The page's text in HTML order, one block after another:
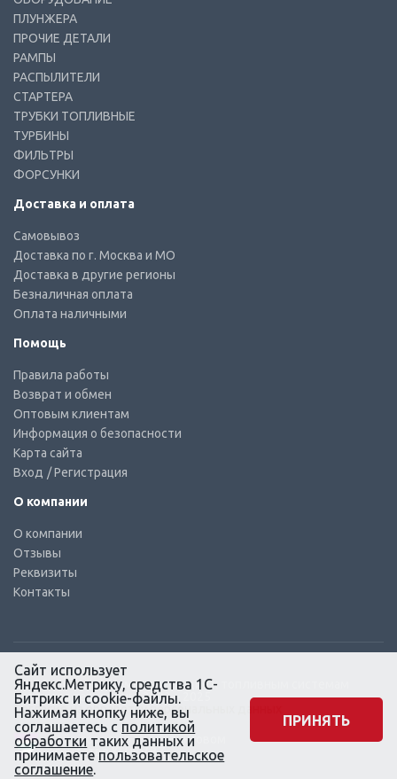
ПЛУНЖЕРА
ПРОЧИЕ ДЕТАЛИ
РАМПЫ
РАСПЫЛИТЕЛИ
СТАРТЕРА
ТРУБКИ ТОПЛИВНЫЕ
ТУРБИНЫ
ФИЛЬТРЫ
ФОРСУНКИ
Доставка и оплата
Самовывоз
Доставка по г. Москва и МО
Доставка в другие регионы
Безналичная оплата
Оплата наличными
Помощь
Правила работы
Возврат и обмен
Оптовым клиентам
Информация о безопасности
Карта сайта
Вход / Регистрация
О компании
О компании
Отзывы
Реквизиты
Контакты
© КТС-Дизель – Комплектующие к топливным системам
Все права защищены, 2003 – 2025
Согласие на обработку персональных данных
Сайт создан в маркетинговом
агентстве KLUEV.BZ
Сайт использует
Яндекс.Метрику, средства 1С-
Битрикс и cookie-файлы.
Нажимая кнопку ниже, вы
соглашаетесь с политикой
обработки таких данных и
принимаете пользовательское
соглашение.
ПРИНЯТЬ